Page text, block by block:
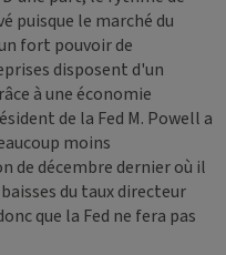
puisque le marché du
fort pouvoir de
disposent d'un
à une économie
de la Fed M. Powell a
moins
de décembre dernier où il
du taux directeur
que la Fed ne fera pas